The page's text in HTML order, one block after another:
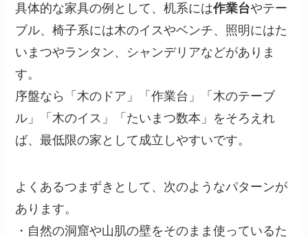
具体的な家具の例として、机系には作業台やテー
ブル、椅子系には木のイスやベンチ、照明にはた
いまつやランタン、シャンデリアなどがありま
す。
序盤なら「木のドア」「作業台」「木のテーブ
ル」「木のイス」「たいまつ数本」をそろえれ
ば、最低限の家として成立しやすいです。
よくあるつまずきとして、次のようなパターンが
あります。
・自然の洞窟や山肌の壁をそのまま使っているた